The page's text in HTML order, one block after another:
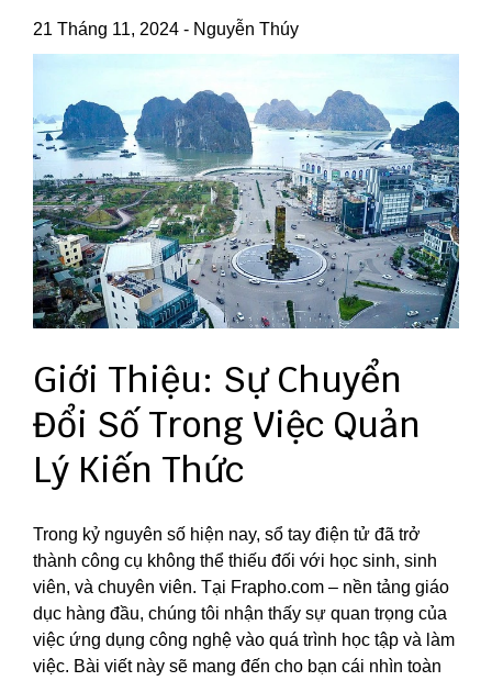
21 Tháng 11, 2024 - Nguyễn Thúy
Giới Thiệu: Sự Chuyển
Đổi Số Trong Việc Quản
Lý Kiến Thức
Trong kỷ nguyên số hiện nay, sổ tay điện tử đã trở
thành công cụ không thể thiếu đối với học sinh, sinh
viên, và chuyên viên. Tại Frapho.com – nền tảng giáo
dục hàng đầu, chúng tôi nhận thấy sự quan trọng của
việc ứng dụng công nghệ vào quá trình học tập và làm
việc. Bài viết này sẽ mang đến cho bạn cái nhìn toàn